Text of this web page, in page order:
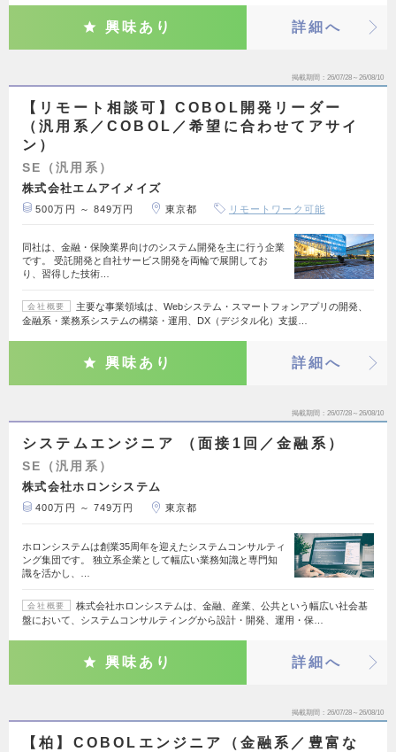
興味あり 詳細へ
掲載期間 26/07/28～26/08/10
【リモート相談可】COBOL開発リーダー
（汎用系／COBOL／希望に合わせてアサイ
ン）
SE（汎用系）
株式会社エムアイメイズ
500万円 ～ 849万円 東京都 リモートワーク可能
同社は、金融・保険業界向けのシステム開発を主に行う企業
です。 受託開発と自社サービス開発を両輪で展開してお
り、習得した技術…
会社概要
主要な事業領域は、Webシステム・スマートフォンアプリの開発、
金融系・業務系システムの構築・運用、DX（デジタル化）支援…
興味あり 詳細へ
掲載期間 26/07/28～26/08/10
システムエンジニア （面接1回／金融系）
SE（汎用系）
株式会社ホロンシステム
400万円 ～ 749万円 東京都
ホロンシステムは創業35周年を迎えたシステムコンサルティ
ング集団です。 独立系企業として幅広い業務知識と専門知
識を活かし、…
会社概要
株式会社ホロンシステムは、金融、産業、公共という幅広い社会基
盤において、システムコンサルティングから設計・開発、運用・保…
興味あり 詳細へ
掲載期間 26/07/28～26/08/10
【柏】COBOLエンジニア（金融系／豊富な